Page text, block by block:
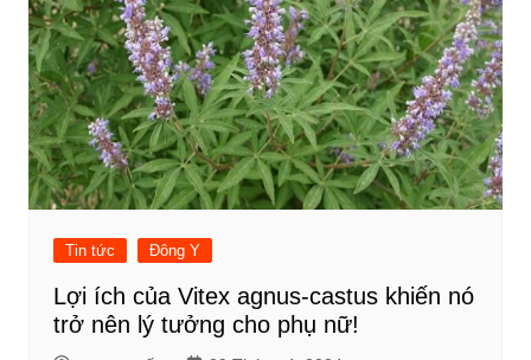
Tin tức Đông Y
Lợi ích của Vitex agnus-castus khiến nó
trở nên lý tưởng cho phụ nữ!